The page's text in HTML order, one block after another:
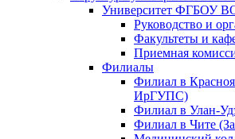
Университет ФГБОУ
Руководство и
Факультеты и
Приемная
Филиалы
Филиал в
ИрГУПС)
Филиал в Улан-
Филиал в Чите